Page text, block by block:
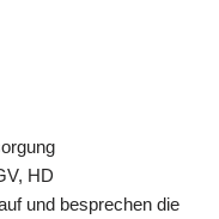
HD
und besprechen die